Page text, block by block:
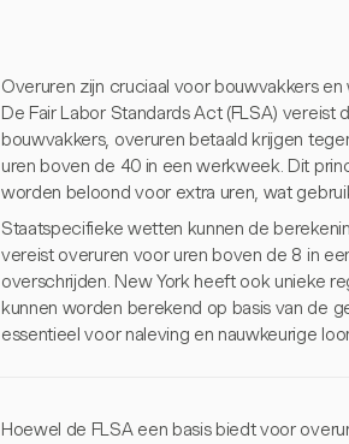
Overuren zijn cruciaal voor bouwvakkers
De Fair Labor Standards Act (FLSA)
bouwvakkers, overuren betaald krijgen
uren boven de 40 in een werkweek. Dit
worden beloond voor extra uren, wat
Staatspecifieke wetten kunnen de
vereist overuren voor uren boven de 8 in
overschrijden. New York heeft ook unieke
kunnen worden berekend op basis van de
essentieel voor naleving en nauwkeurige
Hoewel de FLSA een basis biedt voor